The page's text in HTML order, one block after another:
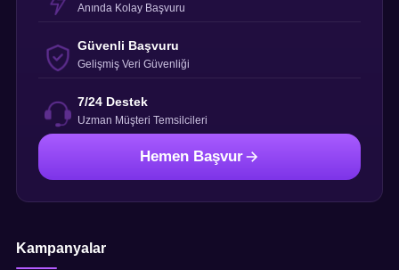
Anında Kolay Başvuru
Güvenli Başvuru
Gelişmiş Veri Güvenliği
7/24 Destek
Uzman Müşteri Temsilcileri
Hemen Başvur
Kampanyalar